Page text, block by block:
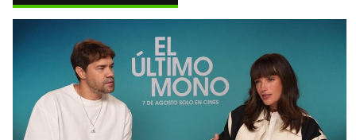
ppm nk